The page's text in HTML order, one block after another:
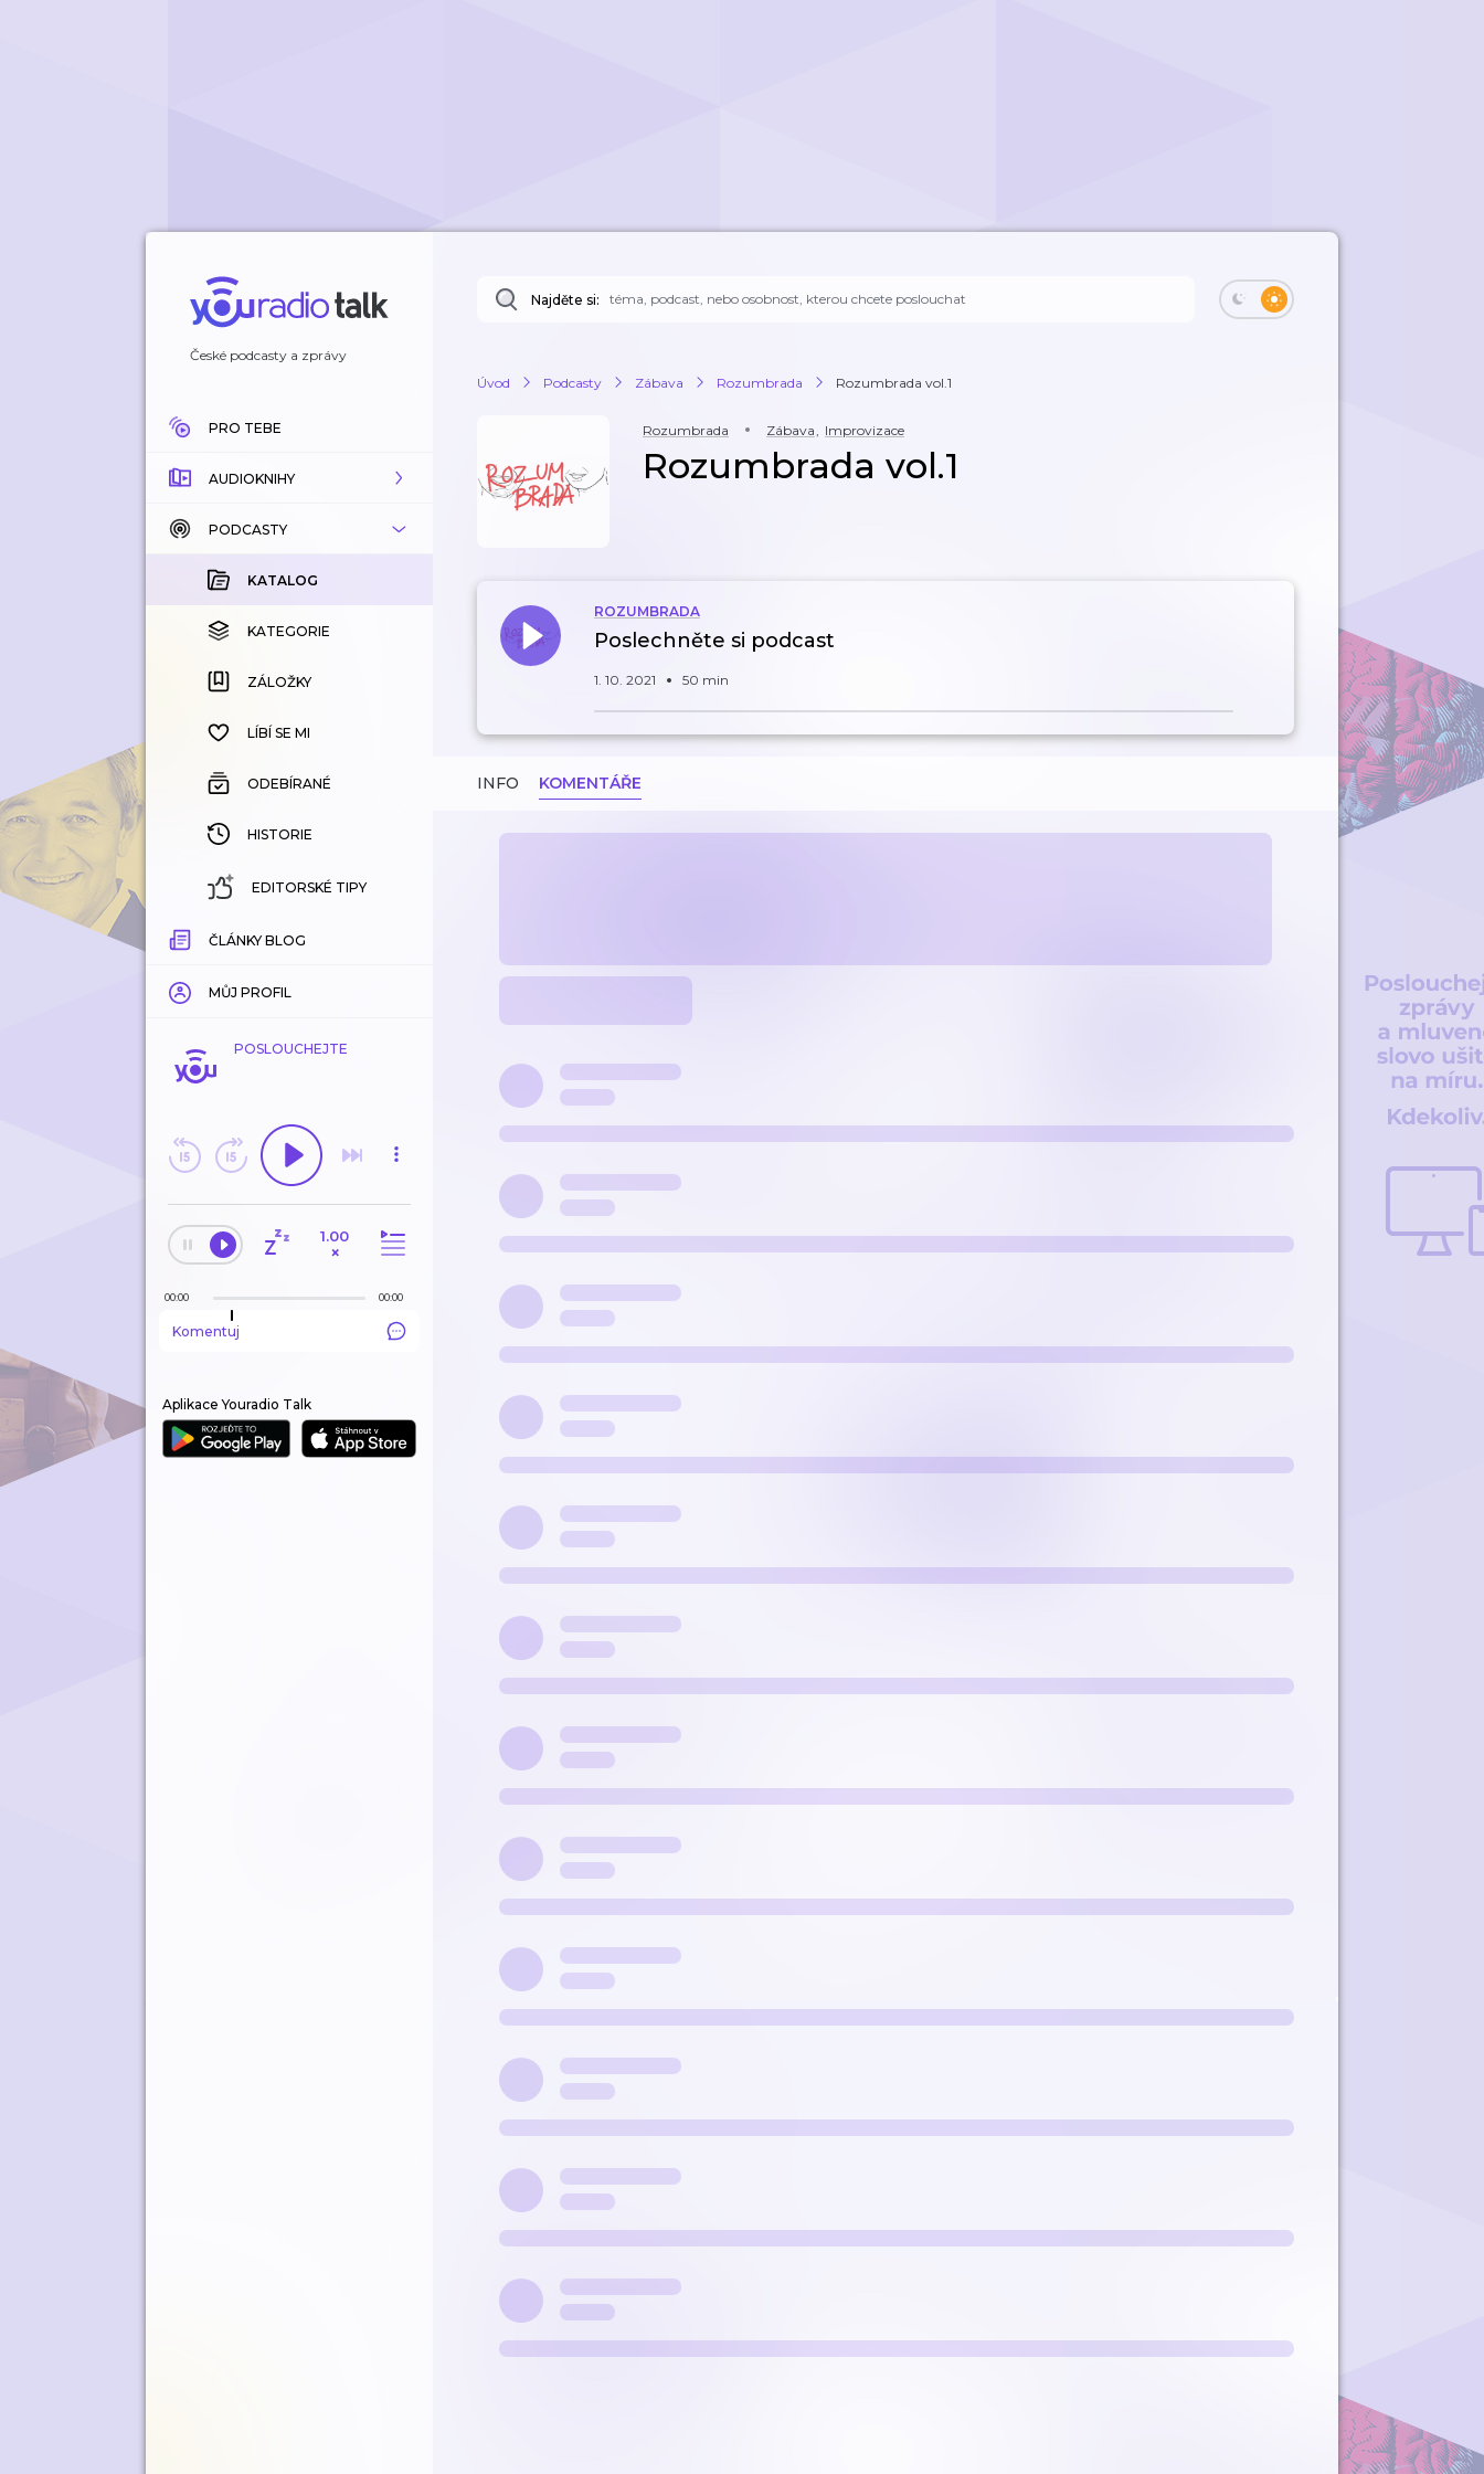
České podcasty a zprávy
PRO TEBE
AUDIOKNIHY
KATALOG
KOUPENÉ
KATEGORIE
ZÁLOŽKY
HISTORIE
PODCASTY
KATALOG
KATEGORIE
ZÁLOŽKY
LÍBÍ SE MI
ODEBÍRANÉ
HISTORIE
EDITORSKÉ TIPY
ČLÁNKY BLOG
MŮJ PROFIL
POSLOUCHEJTE
1.00
×
00:00 00:00
Komentuj
Aplikace Youradio Talk
Najděte si:
Úvod Podcasty Zábava Rozumbrada Rozumbrada vol.1
Rozumbrada Zábava, Improvizace
Rozumbrada vol.1
ROZUMBRADA
Poslechněte si podcast
1. 10. 2021 50 min
INFO KOMENTÁŘE